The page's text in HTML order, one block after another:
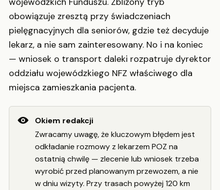
obowiązuje zresztą przy świadczeniach
pielęgnacyjnych dla seniorów, gdzie też decyduje
lekarz, a nie sam zainteresowany. No i na koniec
— wniosek o transport daleki rozpatruje dyrektor
oddziału wojewódzkiego NFZ właściwego dla
miejsca zamieszkania pacjenta.
Okiem redakcji
Zwracamy uwagę, że kluczowym błędem jest
odkładanie rozmowy z lekarzem POZ na
ostatnią chwilę — zlecenie lub wniosek trzeba
wyrobić przed planowanym przewozem, a nie
w dniu wizyty. Przy trasach powyżej 120 km